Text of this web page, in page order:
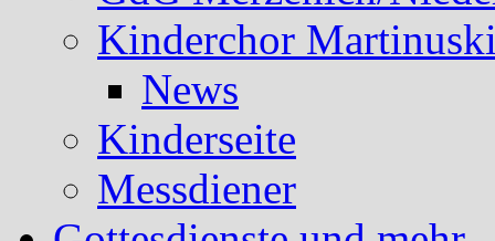
Kinderchor
News
Kinderseite
Messdiener